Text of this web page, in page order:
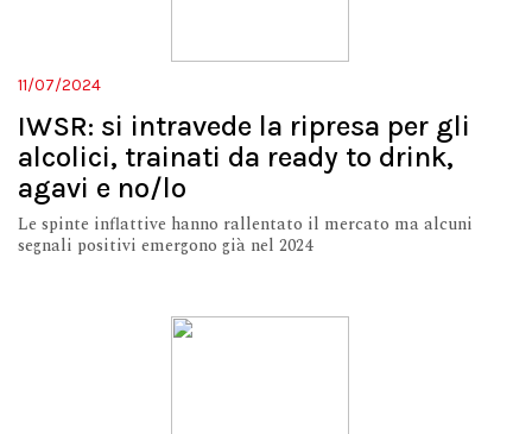
11/07/2024
IWSR: si intravede la ripresa per gli
alcolici, trainati da ready to drink,
agavi e no/lo
Le spinte inflattive hanno rallentato il mercato ma alcuni
segnali positivi emergono già nel 2024